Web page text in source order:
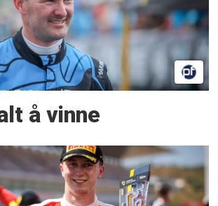
å vinne